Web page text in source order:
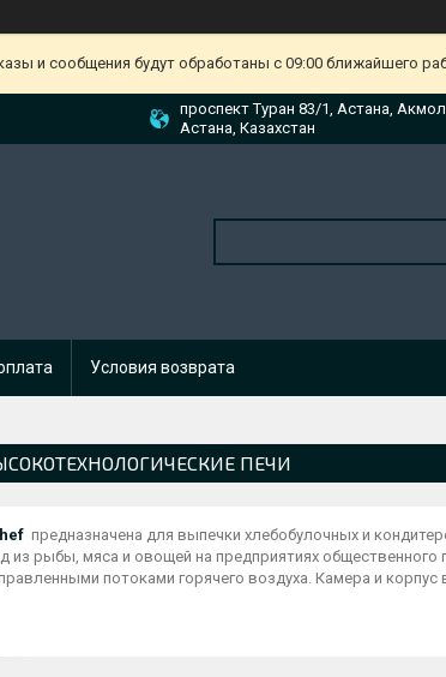
и сообщения будут обработаны с 09:00 ближайшего
проспект Туран 83/1, Астана,
Астана, Казахстан
Условия возврата
ПЕЧИ
предназначена для выпечки хлебобулочных и
рыбы, мяса и овощей на предприятиях общественного
потоками горячего воздуха. Камера и